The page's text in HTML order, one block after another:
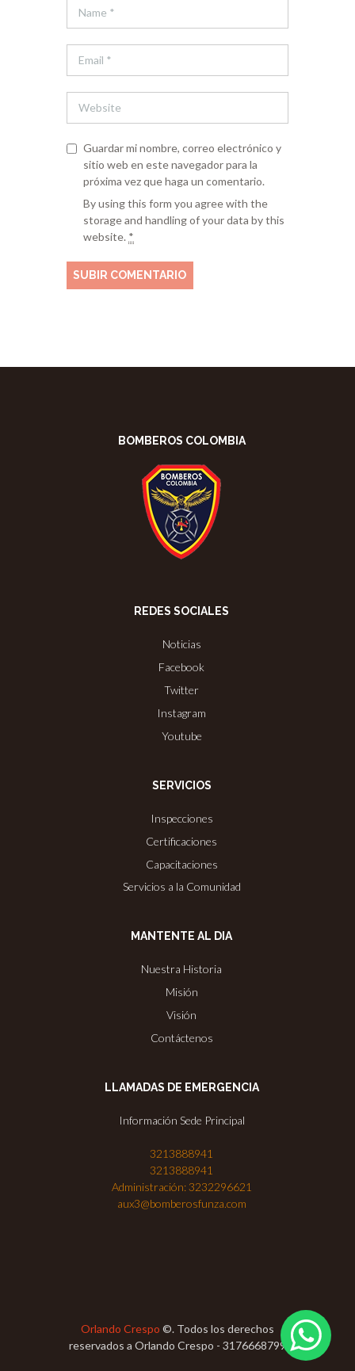
Guardar mi nombre, correo electrónico y
sitio web en este navegador para la
próxima vez que haga un comentario.
By using this form you agree with the
storage and handling of your data by this
website. *
BOMBEROS COLOMBIA
REDES SOCIALES
Noticias
Facebook
Twitter
Instagram
Youtube
SERVICIOS
Inspecciones
Certificaciones
Capacitaciones
Servicios a la Comunidad
MANTENTE AL DIA
Nuestra Historia
Misión
Visión
Contáctenos
LLAMADAS DE EMERGENCIA
Información Sede Principal
3213888941
3213888941
Administración: 3232296621
aux3@bomberosfunza.com
Orlando Crespo ©. Todos los derechos
reservados a Orlando Crespo - 3176668799